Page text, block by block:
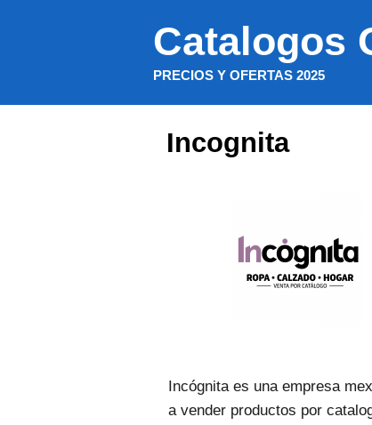
Catalogos
PRECIOS Y OFERTAS 2025
Incognita
Incógnita es una empresa
a vender productos por